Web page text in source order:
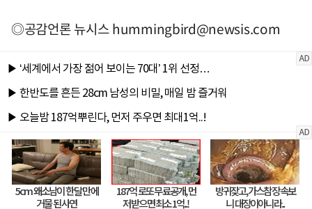
◎공감언론 뉴시스hummingbird@newsis.com